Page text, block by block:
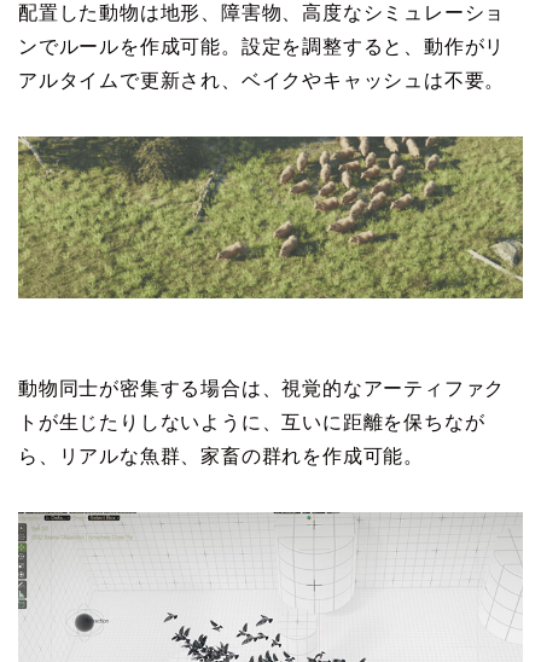
配置した動物は地形、障害物、高度なシミュレーショ
ンでルールを作成可能。設定を調整すると、動作がリ
アルタイムで更新され、ベイクやキャッシュは不要。
動物同士が密集する場合は、視覚的なアーティファク
トが生じたりしないように、互いに距離を保ちなが
ら、リアルな魚群、家畜の群れを作成可能。